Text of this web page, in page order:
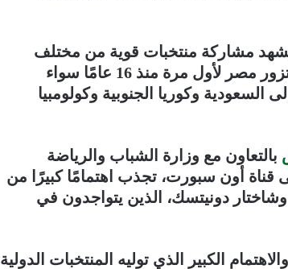
مشاركة منتخبات قوية من مختلف
القارات، بما في ذلك الولايات المتحدة التي تزور مصر لأول مرة منذ 16 عامًا سواء
السعودية وكوريا الجنوبية وكولومبيا
بالتعاون مع وزارة الشباب والرياضة
قناة أون سبورت، تجذب اهتمامًا كبيرًا من
دونيتسك، الذين يتواجدون في
الكبير الذي توليه المنتخبات الدولية